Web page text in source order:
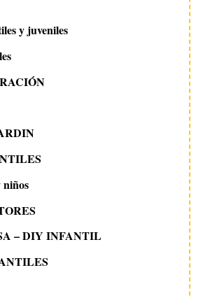
y juveniles
niños
– DIY INFANTIL